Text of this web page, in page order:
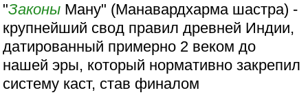
"Законы Ману" (Манавардхарма шастра) -
крупнейший свод правил древней Индии,
датированный примерно 2 веком до
нашей эры, который нормативно закрепил
систему каст, став финалом